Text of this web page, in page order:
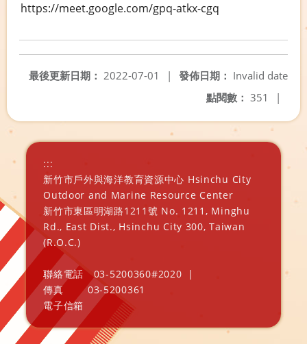
https://meet.google.com/gpq-atkx-cgq
發佈日期： Invalid date
最後更新日期： 2022-07-01
|
點閱數： 351 |
:::
新竹市戶外與海洋教育資源中心 Hsinchu City
Outdoor and Marine Resource Center
新竹市東區明湖路1211號 No. 1211, Minghu
Rd., East Dist., Hsinchu City 300, Taiwan
(R.O.C.)
聯絡電話 03-5200360#2020
|
傳真
03-5200361
電子信箱